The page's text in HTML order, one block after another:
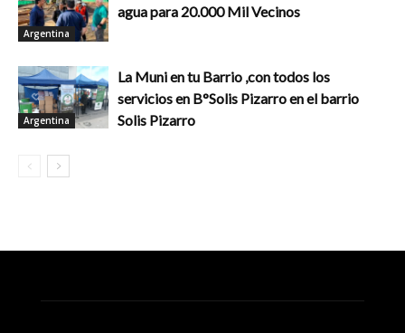
Argentina
agua para 20.000 Mil Vecinos
Argentina
La Muni en tu Barrio ,con todos los
servicios en B°Solis Pizarro en el barrio
Solis Pizarro